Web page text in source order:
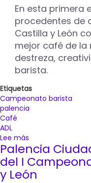
En esta primera
procedentes de
Castilla y León
mejor café de la
destreza,
barista.
Etiquetas
Campeonato barista
palencia
Café
ADL
Lee más
Los
baristas
David
Barcenilla
Palencia
del I
y León